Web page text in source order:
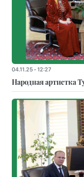
04.11.25 - 12:27
Народная артистка